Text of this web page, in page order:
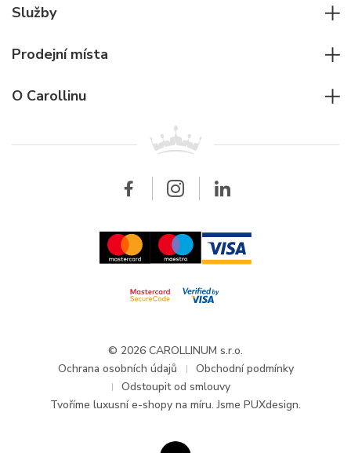
Pilotní hodinky
Potápěčské hodinky
Ostatní doplňky
Cartier
Breitling
Služby
Pro firmy
Velkoobchod
Prodejní místa
O Carollinu
O společnosti Carollinum
Aktuality a oznámení
© 2026 CAROLLINUM s.r.o.
Ochrana osobních údajů
Obchodní podmínky
Odstoupit od smlouvy
Tvoříme luxusní e-shopy na míru. Jsme PUXdesign.